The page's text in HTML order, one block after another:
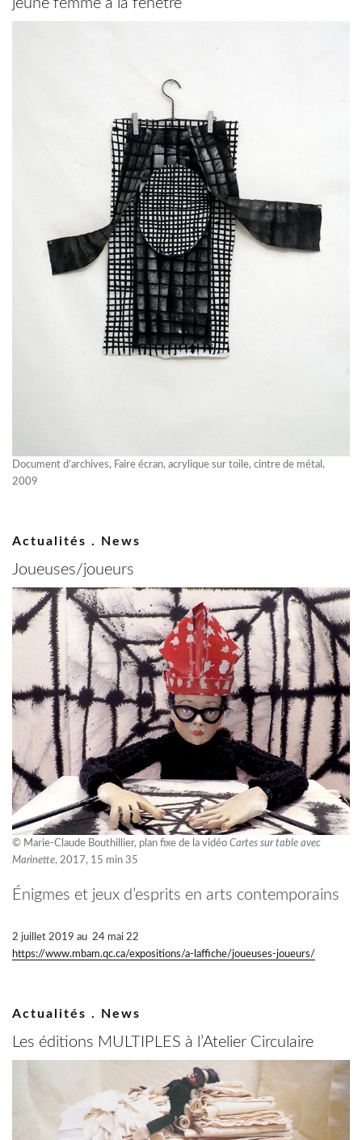
jeune femme à la fenêtre
Document d’archives, Faire écran, acrylique sur toile, cintre de métal,
2009
Actualités . News
Joueuses/joueurs
© Marie-Claude Bouthillier, plan fixe de la vidéo Cartes sur table avec
Marinette, 2017, 15 min 35
Énigmes et jeux d’esprits en arts contemporains
2 juillet 2019 au 24 mai 22
https://www.mbam.qc.ca/expositions/a-laffiche/joueuses-joueurs/
Actualités . News
Les éditions MULTIPLES à l’Atelier Circulaire